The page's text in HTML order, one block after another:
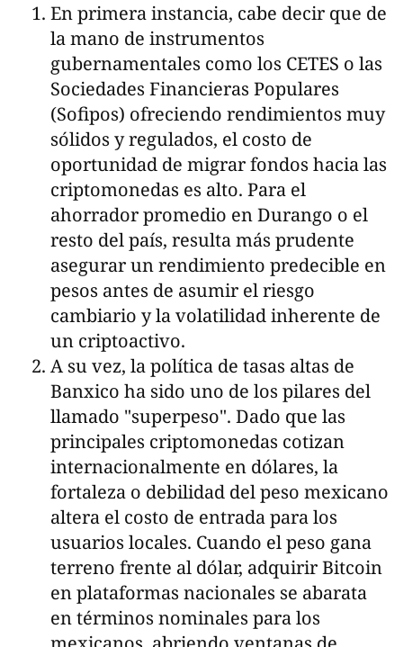
En primera instancia, cabe decir que de
la mano de instrumentos
gubernamentales como los CETES o las
Sociedades Financieras Populares
(Sofipos) ofreciendo rendimientos muy
sólidos y regulados, el costo de
oportunidad de migrar fondos hacia las
criptomonedas es alto. Para el
ahorrador promedio en Durango o el
resto del país, resulta más prudente
asegurar un rendimiento predecible en
pesos antes de asumir el riesgo
cambiario y la volatilidad inherente de
un criptoactivo.
A su vez, la política de tasas altas de
Banxico ha sido uno de los pilares del
llamado "superpeso". Dado que las
principales criptomonedas cotizan
internacionalmente en dólares, la
fortaleza o debilidad del peso mexicano
altera el costo de entrada para los
usuarios locales. Cuando el peso gana
terreno frente al dólar, adquirir Bitcoin
en plataformas nacionales se abarata
en términos nominales para los